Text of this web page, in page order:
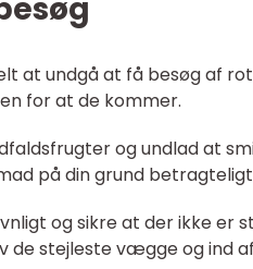
at undgå at få besøg af
for at de kommer.
og undlad at
på din grund
og sikre at der ikke er
de stejleste vægge og ind